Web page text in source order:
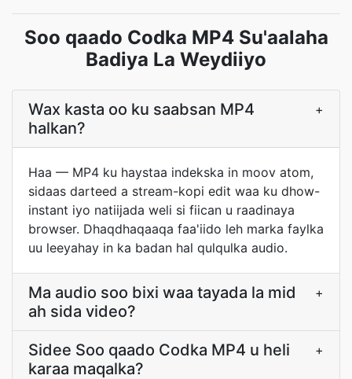
Soo qaado Codka MP4 Su'aalaha
Badiya La Weydiiyo
Wax kasta oo ku saabsan MP4
halkan?
+
Haa — MP4 ku haystaa indekska in moov atom,
sidaas darteed a stream-kopi edit waa ku dhow-
instant iyo natiijada weli si fiican u raadinaya
browser. Dhaqdhaqaaqa faa'iido leh marka faylka
uu leeyahay in ka badan hal qulqulka audio.
Ma audio soo bixi waa tayada la mid
ah sida video?
+
Sidee Soo qaado Codka MP4 u heli
karaa maqalka?
+